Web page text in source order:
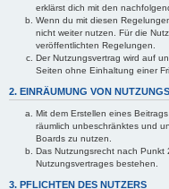
erklärst dich mit den
Wenn du mit diesen
nicht weiter nutzen. Für die
veröffentlichten Regelungen.
Der Nutzungsvertrag wird auf
Seiten ohne Einhaltung einer
2. EINRÄUMUNG VON
Mit dem Erstellen eines
räumlich unbeschränktes und
Boards zu nutzen.
Das Nutzungsrecht nach
Nutzungsvertrages bestehen.
3. PFLICHTEN DES NUTZERS